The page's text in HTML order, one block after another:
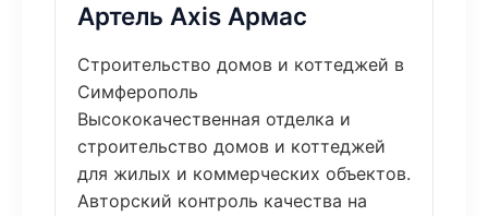
Артель Axis Армас
Строительство домов и коттеджей в
Симферополь
Высококачественная отделка и
строительство домов и коттеджей
для жилых и коммерческих объектов.
Авторский контроль качества на